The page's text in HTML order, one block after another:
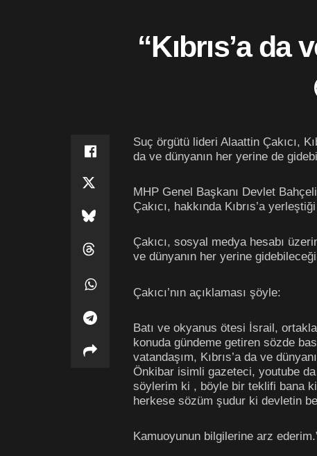
“Kıbrıs’a
Suç örgütü lideri Alaattin Çakıcı,
da ve dünyanın her yerine de
MHP Genel Başkanı Devlet
Çakıcı, hakkında Kıbrıs’a
Çakıcı, sosyal medya hesabı
ve dünyanın her yerine
Çakıcı’nın açıklaması şöyle:
Batı ve okyanus ötesi İsrail,
konuda gündeme getiren sözde
vatandaşım, Kıbrıs’a da ve
Önkibar isimli gazeteci, youtube da
söylerim ki , böyle bir teklifi bana
herkese sözüm şudur ki devletin
Kamuoyunun bilgilerine arz